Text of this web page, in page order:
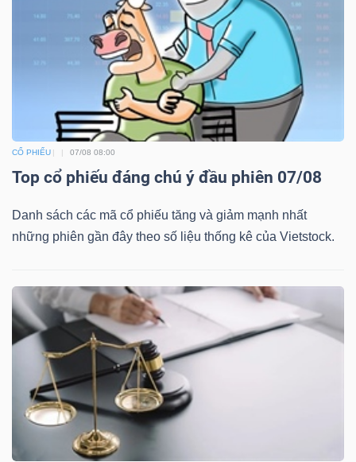
CỔ PHIẾU 07/08 08:00
Top cổ phiếu đáng chú ý đầu phiên 07/08
Danh sách các mã cổ phiếu tăng và giảm mạnh nhất
những phiên gần đây theo số liệu thống kê của Vietstock.